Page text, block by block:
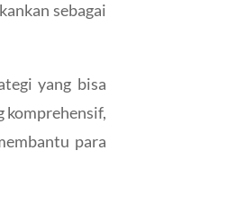
sebagai
yang bisa
komprehensif,
para